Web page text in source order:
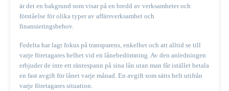
är det en bakgrund som visar på en bredd av verksamheter och
förståelse för olika typer av affärsverksamhet och
finansieringsbehov.
Fedelta har lagt fokus på transparens, enkelhet och att alltid se till
varje företagares helhet vid en lånebedömning. Av den anledningen
erbjuder de inte ett räntespann på sina lån utan man får istället betala
en fast avgift för lånet varje månad. En avgift som sätts helt utifrån
varje företagares situation.